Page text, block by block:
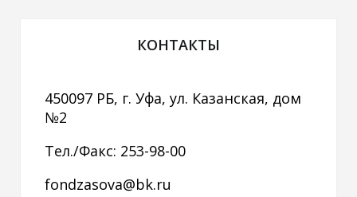
КОНТАКТЫ
450097 РБ, г. Уфа, ул. Казанская, дом
№2
Тел./Факс: 253-98-00
fondzasova@bk.ru